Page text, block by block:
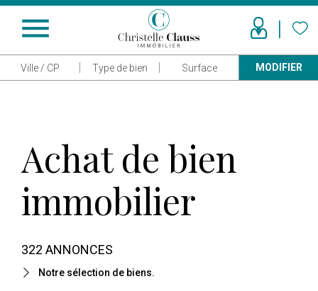
menu
Ville / CP Type de bien Surface MODIFIER
Achat de bien
immobilier
322 ANNONCES
Notre sélection de biens.